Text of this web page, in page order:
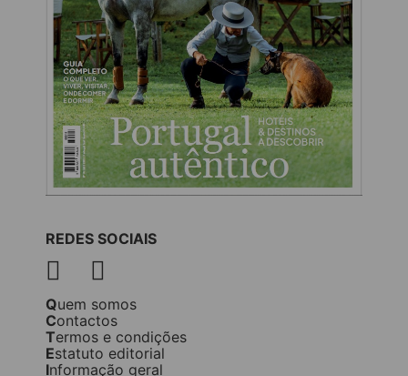
REDES SOCIAIS
Quem somos
Contactos
Termos e condições
Estatuto editorial
Informação geral